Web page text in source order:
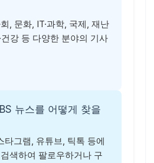
, 문화, IT·과학, 국제, 재난
건강 등 다양한 분야의 기사
뉴스를 어떻게 찾을
타그램, 유튜브, 틱톡 등에
검색하여 팔로우하거나 구